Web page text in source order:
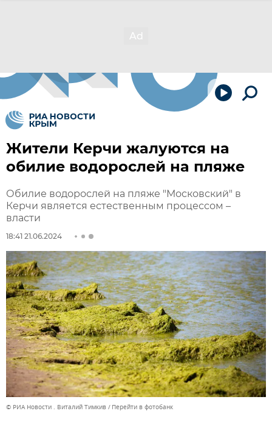
Жители Керчи жалуются на
обилие водорослей на пляже
Обилие водорослей на пляже "Московский" в
Керчи является естественным процессом –
власти
18:41 21.06.2024
© РИА Новости . Виталий Тимкив Перейти в фотобанк